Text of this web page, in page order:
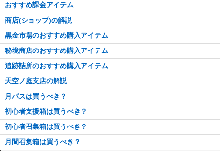
おすすめ課金アイテム
商店(ショップ)の解説
黒金市場のおすすめ購入アイテム
秘境商店のおすすめ購入アイテム
追跡詰所のおすすめ購入アイテム
天空ノ庭支店の解説
月パスは買うべき？
初心者支援箱は買うべき？
初心者召集箱は買うべき？
月間召集箱は買うべき？